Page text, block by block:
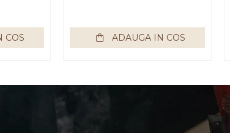
COS ADAUGA IN COS